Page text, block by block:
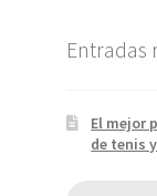
Entradas
El mejor
de tenis